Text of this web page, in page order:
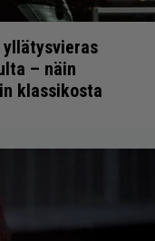
yllätysvieras
– näin
klassikosta